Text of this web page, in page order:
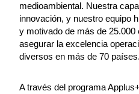
medioambiental. Nuestra
innovación, y nuestro equipo
y motivado de más de
asegurar la excelencia
diversos en más de 70 países.
A través del programa